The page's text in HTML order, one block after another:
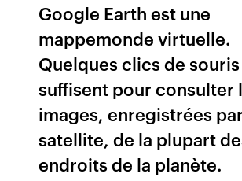
Google Earth est une
mappemonde virtuelle.
Quelques clics de souris
suffisent pour consulter
images, enregistrées par
satellite, de la plupart
endroits de la planète.